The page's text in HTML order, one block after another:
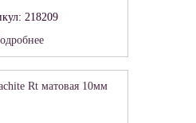
218209
Rt матовая 10мм